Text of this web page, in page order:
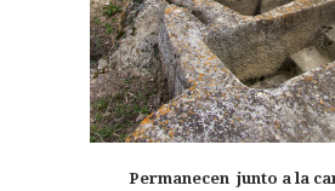
Permanecen junto a la